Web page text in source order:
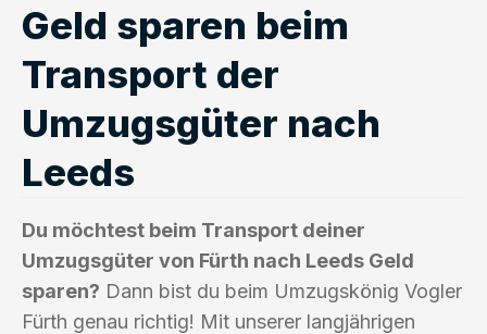
Geld sparen beim
Transport der
Umzugsgüter nach
Leeds
Du möchtest beim Transport deiner
Umzugsgüter von Fürth nach Leeds Geld
sparen? Dann bist du beim Umzugskönig Vogler
Fürth genau richtig! Mit unserer langjährigen